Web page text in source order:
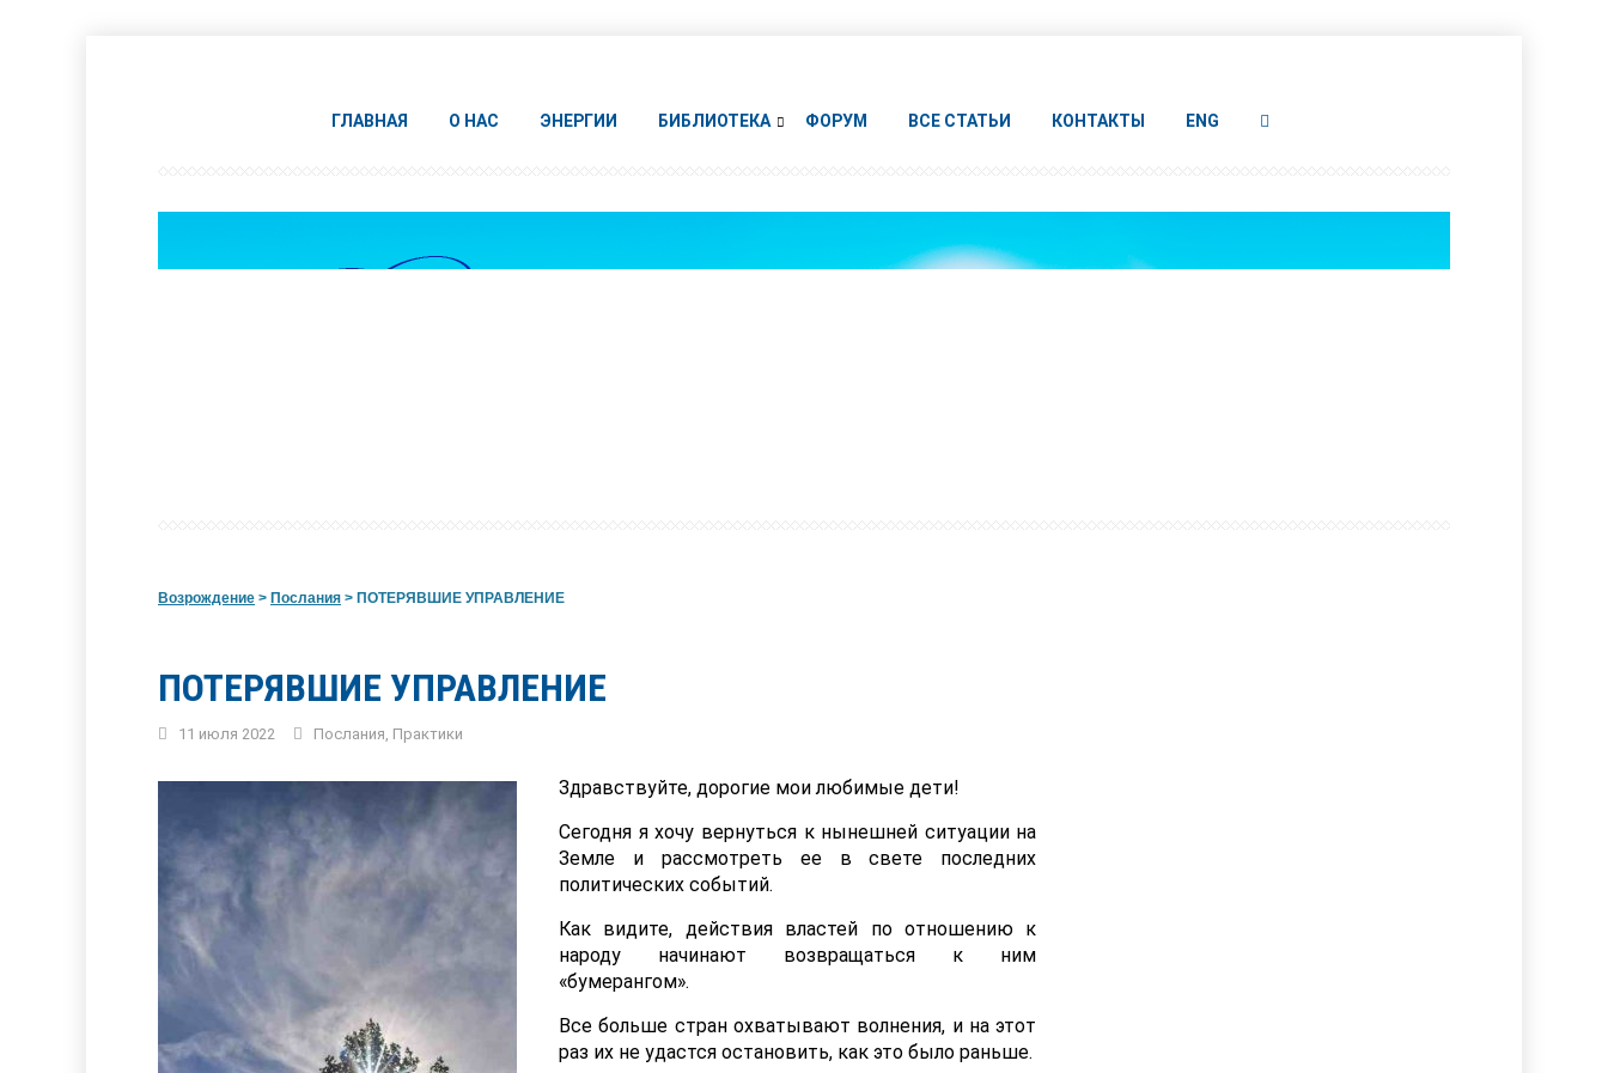
ГЛАВНАЯ О НАС ЭНЕРГИИ БИБЛИОТЕКА ФОРУМ ВСЕ СТАТЬИ КОНТАКТЫ ENG
Возрождение > Послания > ПОТЕРЯВШИЕ УПРАВЛЕНИЕ
ПОТЕРЯВШИЕ УПРАВЛЕНИЕ
11 июля 2022 Послания, Практики
Здравствуйте, дорогие мои любимые дети!
Сегодня я хочу вернуться к нынешней ситуации на
Земле и рассмотреть ее в свете последних
политических событий.
Как видите, действия властей по отношению к
народу начинают возвращаться к ним
«бумерангом».
Все больше стран охватывают волнения, и на этот
раз их не удастся остановить, как это было раньше.